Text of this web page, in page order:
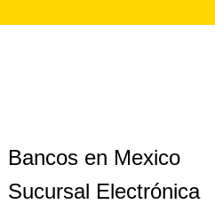
Bancos en Mexico
Sucursal Electrónica